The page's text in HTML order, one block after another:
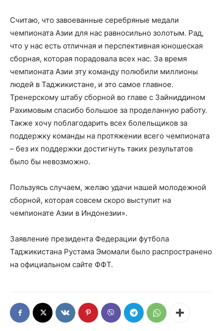
Считаю, что завоеванные серебряные медали
чемпионата Азии для нас равносильно золотым. Рад,
что у нас есть отличная и перспективная юношеская
сборная, которая порадовала всех нас. За время
чемпионата Азии эту команду полюбили миллионы
людей в Таджикистане, и это самое главное.
Тренерскому штабу сборной во главе с Зайниддином
Рахимовым спасибо большое за проделанную работу.
Также хочу поблагодарить всех болельщиков за
поддержку команды на протяжении всего чемпионата
– без их поддержки достигнуть таких результатов
было бы невозможно.
Пользуясь случаем, желаю удачи нашей молодежной
сборной, которая совсем скоро выступит на
чемпионате Азии в Индонезии».
Заявление президента Федерации футбола
Таджикистана Рустама Эмомали было распространено
на официальном сайте ФФТ.